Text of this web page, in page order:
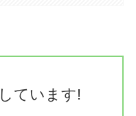
しています!